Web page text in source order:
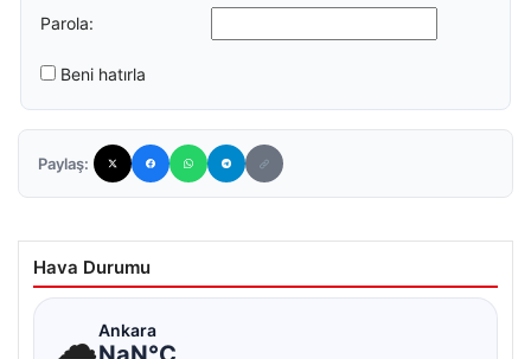
Parola:
Beni hatırla
Paylaş:
Hava Durumu
☁Ankara